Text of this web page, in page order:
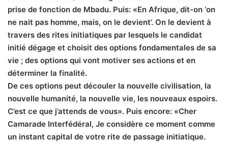
prise de fonction de Mbadu. Puis: «En Afrique, dit-on ‘on
ne nait pas homme, mais, on le devient’. On le devient à
travers des rites initiatiques par lesquels le candidat
initié dégage et choisit des options fondamentales de sa
vie ; des options qui vont motiver ses actions et en
déterminer la finalité.
De ces options peut découler la nouvelle civilisation, la
nouvelle humanité, la nouvelle vie, les nouveaux espoirs.
C’est ce que j’attends de vous». Puis encore: «Cher
Camarade Interfédéral, Je considère ce moment comme
un instant capital de votre rite de passage initiatique.